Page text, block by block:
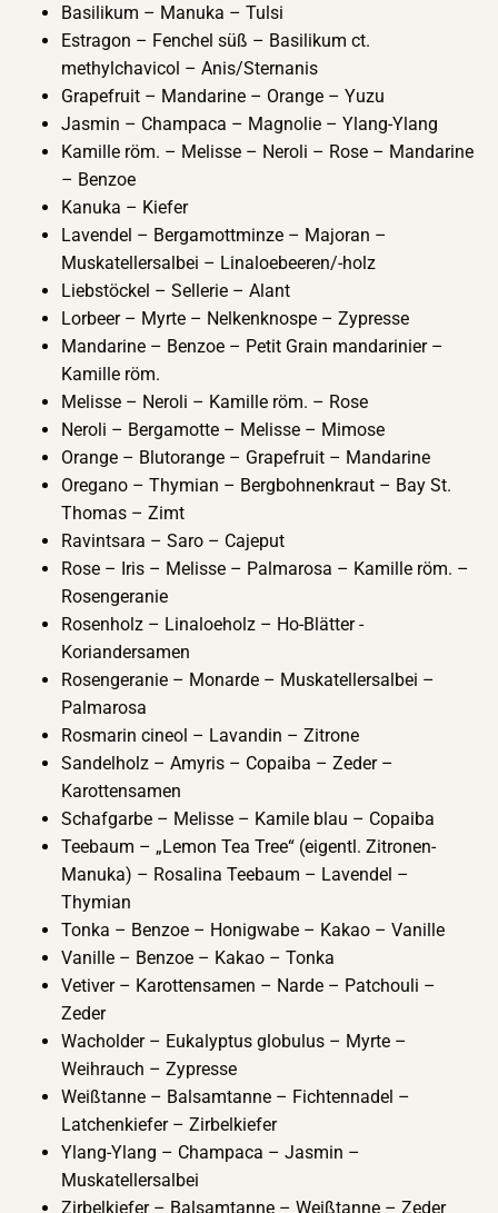
Basilikum – Manuka – Tulsi
Estragon – Fenchel süß – Basilikum ct.
methylchavicol – Anis/Sternanis
Grapefruit – Mandarine – Orange – Yuzu
Jasmin – Champaca – Magnolie – Ylang-Ylang
Kamille röm. – Melisse – Neroli – Rose – Mandarine
– Benzoe
Kanuka – Kiefer
Lavendel – Bergamottminze – Majoran –
Muskatellersalbei – Linaloebeeren/-holz
Liebstöckel – Sellerie – Alant
Lorbeer – Myrte – Nelkenknospe – Zypresse
Mandarine – Benzoe – Petit Grain mandarinier –
Kamille röm.
Melisse – Neroli – Kamille röm. – Rose
Neroli – Bergamotte – Melisse – Mimose
Orange – Blutorange – Grapefruit – Mandarine
Oregano – Thymian – Bergbohnenkraut – Bay St.
Thomas – Zimt
Ravintsara – Saro – Cajeput
Rose – Iris – Melisse – Palmarosa – Kamille röm. –
Rosengeranie
Rosenholz – Linaloeholz – Ho-Blätter -
Koriandersamen
Rosengeranie – Monarde – Muskatellersalbei –
Palmarosa
Rosmarin cineol – Lavandin – Zitrone
Sandelholz – Amyris – Copaiba – Zeder –
Karottensamen
Schafgarbe – Melisse – Kamile blau – Copaiba
Teebaum – „Lemon Tea Tree“ (eigentl. Zitronen-
Manuka) – Rosalina Teebaum – Lavendel –
Thymian
Tonka – Benzoe – Honigwabe – Kakao – Vanille
Vanille – Benzoe – Kakao – Tonka
Vetiver – Karottensamen – Narde – Patchouli –
Zeder
Wacholder – Eukalyptus globulus – Myrte –
Weihrauch – Zypresse
Weißtanne – Balsamtanne – Fichtennadel –
Latchenkiefer – Zirbelkiefer
Ylang-Ylang – Champaca – Jasmin –
Muskatellersalbei
Zirbelkiefer – Balsamtanne – Weißtanne – Zeder